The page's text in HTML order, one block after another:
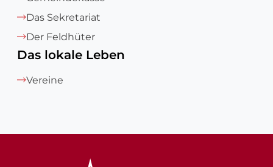
Das Sekretariat
Der Feldhüter
Das lokale Leben
Vereine